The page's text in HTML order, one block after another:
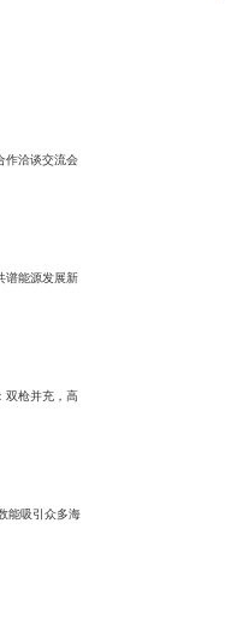
作洽谈交流会
谱能源发展新
双枪并充，高
能吸引众多海